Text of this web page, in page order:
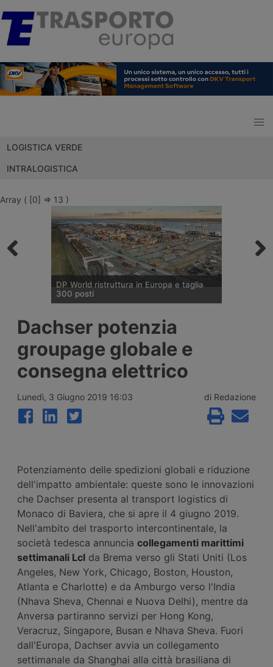
LOGISTICA VERDE
INTRALOGISTICA
Array ( [0] => 13 )
DP World ristruttura in Europa e taglia
300 posti
attività europee dopo l’uscita di tre dirigenti
senior, mentre Londra e Anversa registrano
volumi record e il gruppo prosegue gli
investimenti tra Svizzera, Golfo, Siria e
Regno Unito.
Dachser potenzia
groupage globale e
consegna elettrico
Lunedì, 3 Giugno 2019 16:03 di Redazione
Potenziamento delle spedizioni globali e riduzione
dell'impatto ambientale: queste sono le innovazioni
che Dachser presenta al transport logistics di
Monaco di Baviera, che si apre il 4 giugno 2019.
Nell'ambito del trasporto intercontinentale, la
società tedesca annuncia collegamenti marittimi
settimanali Lcl da Brema verso gli Stati Uniti (Los
Angeles, New York, Chicago, Boston, Houston,
Atlanta e Charlotte) e da Amburgo verso l'India
(Nhava Sheva, Chennai e Nuova Delhi), mentre da
Anversa partiranno servizi per Hong Kong,
Veracruz, Singapore, Busan e Nhava Sheva. Fuori
dall'Europa, Dachser avvia un collegamento
settimanale da Shanghai alla città brasiliana di